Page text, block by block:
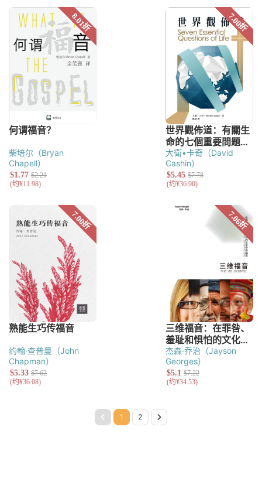
柴培尔（Bryan
Chapell）
大衛•卡奇（David
Cashin）
约翰·查普曼（John
Chapman）
杰森·乔治（Jayson
Georges）